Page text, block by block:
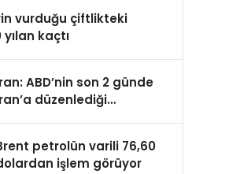
vurduğu çiftlikteki
kaçtı
ABD’nin son 2 günde
düzenlediği
petrolün varili 76,60
işlem görüyor